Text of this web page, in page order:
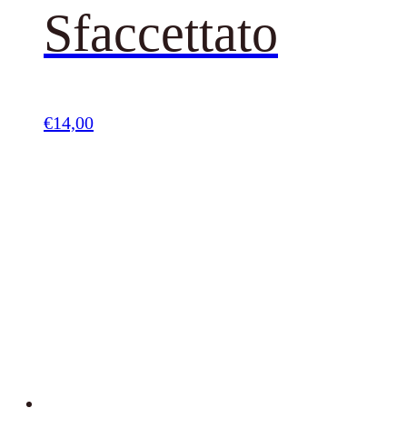
Sfaccettato
€14,00